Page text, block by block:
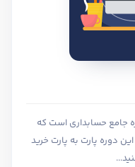
جامع حسابداری است که
دوره پارت به پارت خرید